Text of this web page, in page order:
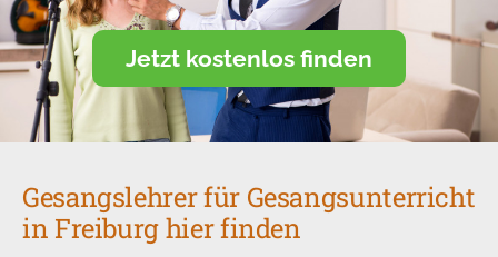
Jetzt kostenlos finden
Gesangslehrer für Gesangsunterricht
in Freiburg hier finden